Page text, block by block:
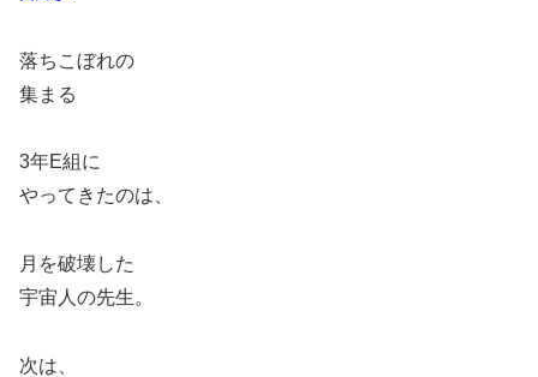
落ちこぼれの
集まる
3年E組に
やってきたのは、
月を破壊した
宇宙人の先生。
次は、